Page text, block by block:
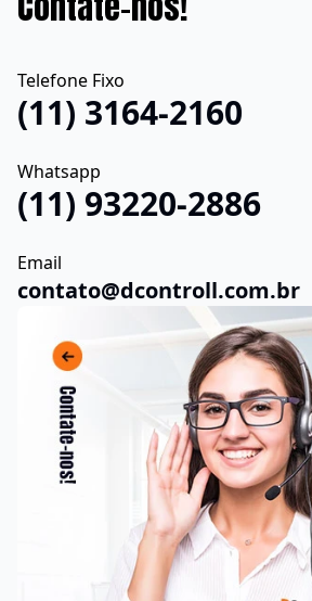
Telefone Fixo
(11) 3164-2160
Whatsapp
(11) 93220-2886
Email
contato@dcontroll.com.br